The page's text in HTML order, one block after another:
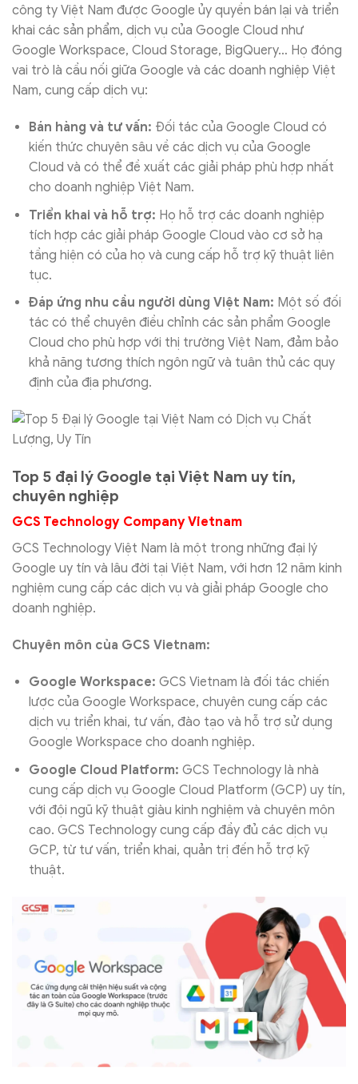
công ty Việt Nam được Google ủy quyền bán lại và triển
khai các sản phẩm, dịch vụ của Google Cloud như
Google Workspace, Cloud Storage, BigQuery… Họ đóng
vai trò là cầu nối giữa Google và các doanh nghiệp Việt
Nam, cung cấp dịch vụ:
Bán hàng và tư vấn: Đối tác của Google Cloud có
kiến thức chuyên sâu về các dịch vụ của Google
Cloud và có thể đề xuất các giải pháp phù hợp nhất
cho doanh nghiệp Việt Nam.
Triển khai và hỗ trợ: Họ hỗ trợ các doanh nghiệp
tích hợp các giải pháp Google Cloud vào cơ sở hạ
tầng hiện có của họ và cung cấp hỗ trợ kỹ thuật liên
tục.
Đáp ứng nhu cầu người dùng Việt Nam: Một số đối
tác có thể chuyên điều chỉnh các sản phẩm Google
Cloud cho phù hợp với thị trường Việt Nam, đảm bảo
khả năng tương thích ngôn ngữ và tuân thủ các quy
định của địa phương.
Top 5 đại lý Google tại Việt Nam uy tín,
chuyên nghiệp
GCS Technology Company Vietnam
GCS Technology Việt Nam là một trong những đại lý
Google uy tín và lâu đời tại Việt Nam, với hơn 12 năm kinh
nghiệm cung cấp các dịch vụ và giải pháp Google cho
doanh nghiệp.
Chuyên môn của GCS Vietnam:
Google Workspace: GCS Vietnam là đối tác chiến
lược của Google Workspace, chuyên cung cấp các
dịch vụ triển khai, tư vấn, đào tạo và hỗ trợ sử dụng
Google Workspace cho doanh nghiệp.
Google Cloud Platform: GCS Technology là nhà
cung cấp dịch vụ Google Cloud Platform (GCP) uy tín,
với đội ngũ kỹ thuật giàu kinh nghiệm và chuyên môn
cao. GCS Technology cung cấp đầy đủ các dịch vụ
GCP, từ tư vấn, triển khai, quản trị đến hỗ trợ kỹ
thuật.